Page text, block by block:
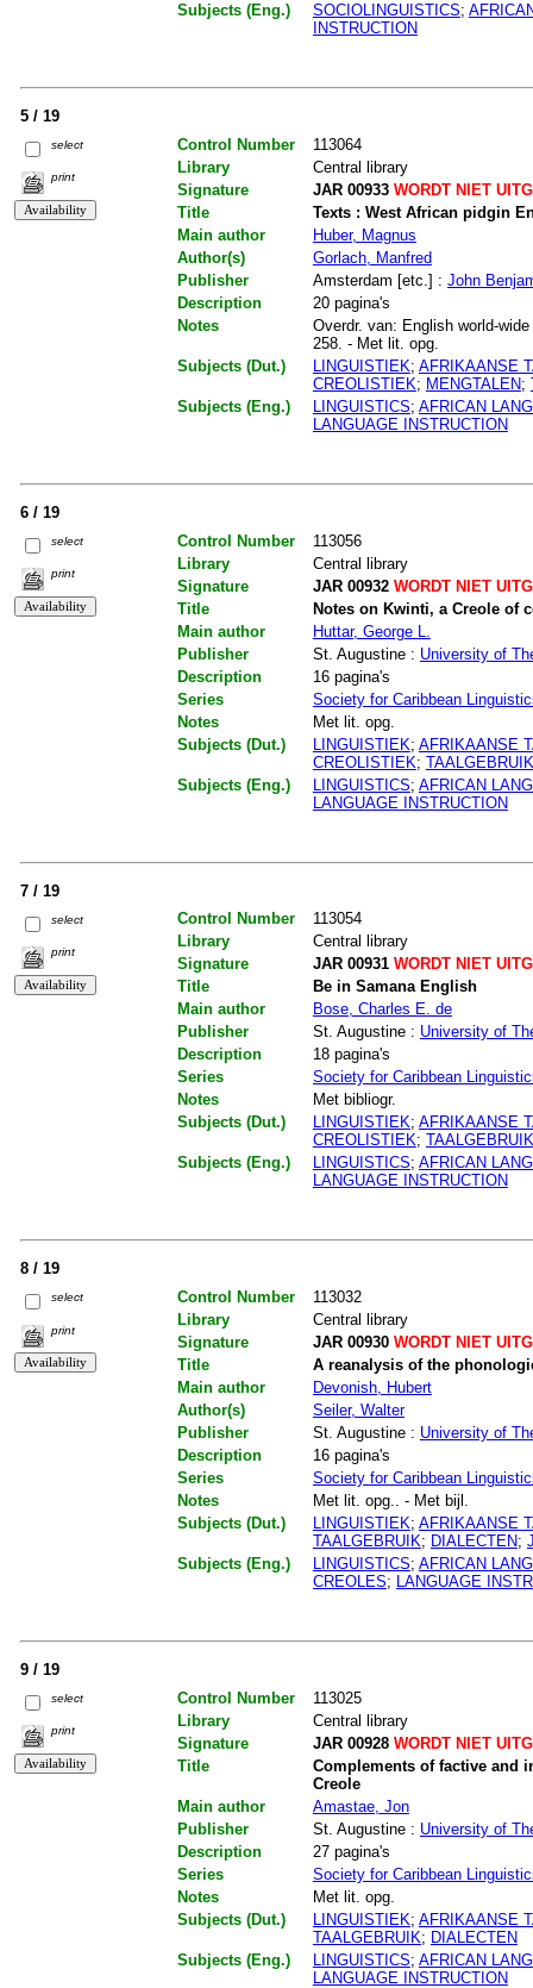
Subjects (Eng.)
SOCIOLINGUISTICS;
INSTRUCTION
5 / 19
select
print
Control Number
113064
Library
Central library
Signature
JAR 00933WORDT NIET
Title
Texts : West African pidgin
Main author
Huber, Magnus
Author(s)
Gorlach, Manfred
Publisher
Amsterdam [etc.] : John
Description
20 pagina's
Notes
Overdr. van: English world-
258. - Met lit. opg.
Subjects (Dut.)
LINGUISTIEK; AFRIKAANSE
CREOLISTIEK; MENGTALEN;
Subjects (Eng.)
LINGUISTICS; AFRICAN
LANGUAGE INSTRUCTION
6 / 19
select
print
Control Number
113056
Library
Central library
Signature
JAR 00932WORDT NIET
Title
Notes on Kwinti, a Creole of
Main author
Huttar, George L.
Publisher
St. Augustine : University of
Description
16 pagina's
Series
Society for Caribbean
Notes
Met lit. opg.
Subjects (Dut.)
LINGUISTIEK; AFRIKAANSE
CREOLISTIEK; TAALGEBRUIK
Subjects (Eng.)
LINGUISTICS; AFRICAN
LANGUAGE INSTRUCTION
7 / 19
select
print
Control Number
113054
Library
Central library
Signature
JAR 00931WORDT NIET
Title
Be in Samana English
Main author
Bose, Charles E. de
Publisher
St. Augustine : University of
Description
18 pagina's
Series
Society for Caribbean
Notes
Met bibliogr.
Subjects (Dut.)
LINGUISTIEK; AFRIKAANSE
CREOLISTIEK; TAALGEBRUIK
Subjects (Eng.)
LINGUISTICS; AFRICAN
LANGUAGE INSTRUCTION
8 / 19
select
print
Control Number
113032
Library
Central library
Signature
JAR 00930WORDT NIET
Title
A reanalysis of the
Main author
Devonish, Hubert
Author(s)
Seiler, Walter
Publisher
St. Augustine : University of
Description
16 pagina's
Series
Society for Caribbean
Notes
Met lit. opg.. - Met bijl.
Subjects (Dut.)
LINGUISTIEK; AFRIKAANSE
TAALGEBRUIK; DIALECTEN;
Subjects (Eng.)
LINGUISTICS; AFRICAN
CREOLES; LANGUAGE
9 / 19
select
print
Control Number
113025
Library
Central library
Signature
JAR 00928WORDT NIET
Title
Complements of factive and
Creole
Main author
Amastae, Jon
Publisher
St. Augustine : University of
Description
27 pagina's
Series
Society for Caribbean
Notes
Met lit. opg.
Subjects (Dut.)
LINGUISTIEK; AFRIKAANSE
TAALGEBRUIK; DIALECTEN
Subjects (Eng.)
LINGUISTICS; AFRICAN
LANGUAGE INSTRUCTION